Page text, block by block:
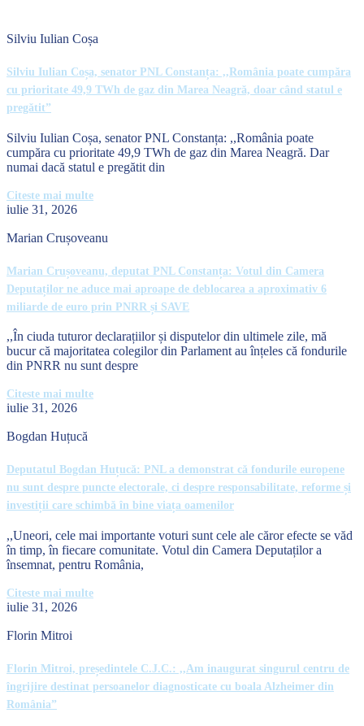
Silviu Iulian Coșa
Silviu Iulian Coșa, senator PNL Constanța: ,,România poate cumpăra
cu prioritate 49,9 TWh de gaz din Marea Neagră, doar când statul e
pregătit”
Silviu Iulian Coșa, senator PNL Constanța: ,,România poate
cumpăra cu prioritate 49,9 TWh de gaz din Marea Neagră. Dar
numai dacă statul e pregătit din
Citeste mai multe
iulie 31, 2026
Marian Crușoveanu
Marian Crușoveanu, deputat PNL Constanța: Votul din Camera
Deputaților ne aduce mai aproape de deblocarea a aproximativ 6
miliarde de euro prin PNRR și SAVE
,,În ciuda tuturor declarațiilor și disputelor din ultimele zile, mă
bucur că majoritatea colegilor din Parlament au înțeles că fondurile
din PNRR nu sunt despre
Citeste mai multe
iulie 31, 2026
Bogdan Huțucă
Deputatul Bogdan Huțucă: PNL a demonstrat că fondurile europene
nu sunt despre puncte electorale, ci despre responsabilitate, reforme și
investiții care schimbă în bine viața oamenilor
,,Uneori, cele mai importante voturi sunt cele ale căror efecte se văd
în timp, în fiecare comunitate. Votul din Camera Deputaților a
însemnat, pentru România,
Citeste mai multe
iulie 31, 2026
Florin Mitroi
Florin Mitroi, președintele C.J.C.: ,,Am inaugurat singurul centru de
îngrijire destinat persoanelor diagnosticate cu boala Alzheimer din
România”